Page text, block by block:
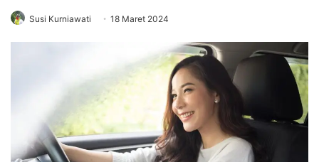
Susi Kurniawati 18 Maret 2024